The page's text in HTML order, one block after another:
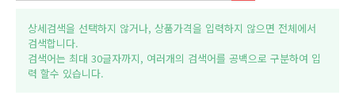
상세검색을 선택하지 않거나, 상품가격을 입력하지 않으면 전체에서
검색합니다.
검색어는 최대 30글자까지, 여러개의 검색어를 공백으로 구분하여 입
력 할수 있습니다.